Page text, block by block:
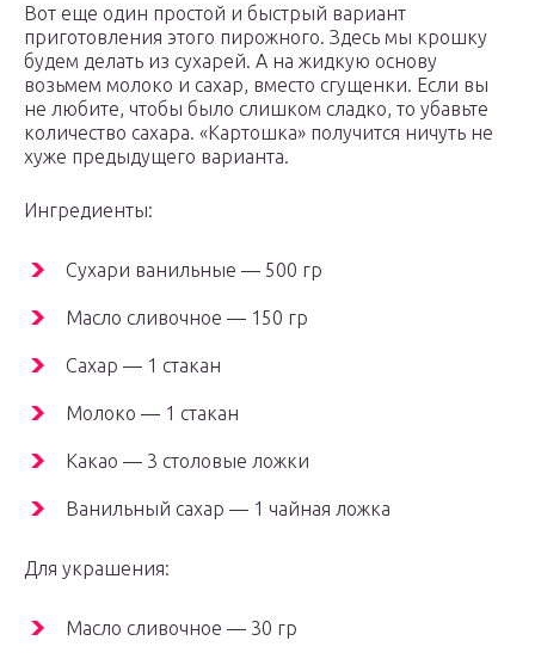
Вот еще один простой и быстрый вариант
приготовления этого пирожного. Здесь мы крошку
будем делать из сухарей. А на жидкую основу
возьмем молоко и сахар, вместо сгущенки. Если вы
не любите, чтобы было слишком сладко, то убавьте
количество сахара. «Картошка» получится ничуть не
хуже предыдущего варианта.
Ингредиенты:
Сухари ванильные — 500 гр
Масло сливочное — 150 гр
Сахар — 1 стакан
Молоко — 1 стакан
Какао — 3 столовые ложки
Ванильный сахар — 1 чайная ложка
Для украшения:
Масло сливочное — 30 гр